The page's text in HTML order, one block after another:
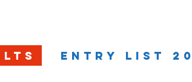
ENTRY LIST